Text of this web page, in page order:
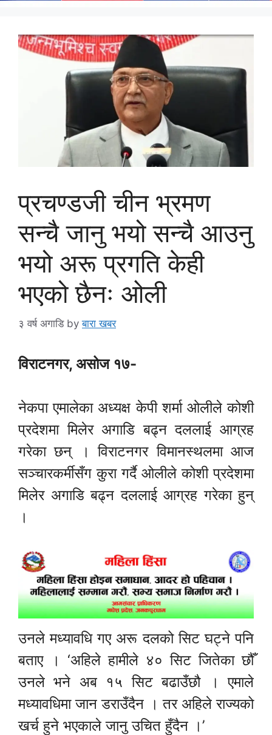
प्रचण्डजी चीन भ्रमण
सन्चै जानु भयो सन्चै आउनु
भयो अरू प्रगति केही
भएको छैनः ओली
३ वर्ष अगाडि byबारा खबर
विराटनगर, असोज १७-
नेकपा एमालेका अध्यक्ष केपी शर्मा ओलीले कोशी
प्रदेशमा मिलेर अगाडि बढ्न दललाई आग्रह
गरेका छन् । विराटनगर विमानस्थलमा आज
सञ्चारकर्मीसँग कुरा गर्दै ओलीले कोशी प्रदेशमा
मिलेर अगाडि बढ्न दललाई आग्रह गरेका हुन्
।
उनले मध्यावधि गए अरू दलको सिट घट्ने पनि
बताए । ‘अहिले हामीले ४० सिट जितेका छौँ
उनले भने अब १५ सिट बढाउँछौ । एमाले
मध्यावधिमा जान डराउँदैन । तर अहिले राज्यको
खर्च हुने भएकाले जानु उचित हुँदैन ।’